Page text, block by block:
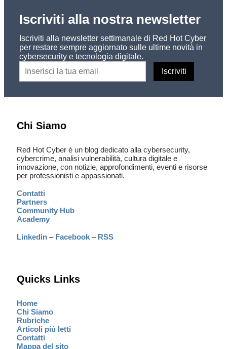
Iscriviti alla nostra newsletter
Iscriviti alla newsletter settimanale di Red Hot Cyber
per restare sempre aggiornato sulle ultime novità in
cybersecurity e tecnologia digitale.
Chi Siamo
Red Hot Cyber è un blog dedicato alla cybersecurity,
cybercrime, analisi vulnerabilità, cultura digitale e
innovazione, con notizie, approfondimenti, eventi e risorse
per professionisti e appassionati.
Contatti
Partners
Community Hub
Academy
Linkedin – Facebook – RSS
Quicks Links
Home
Chi Siamo
Rubriche
Articoli più letti
Contatti
Mappa del sito